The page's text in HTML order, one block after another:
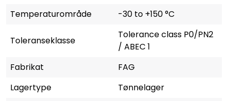
Temperaturområde
-30 to +150 °C
Toleranseklasse
Tolerance class P0/PN2
/ ABEC 1
Fabrikat
FAG
Lagertype
Tønnelager